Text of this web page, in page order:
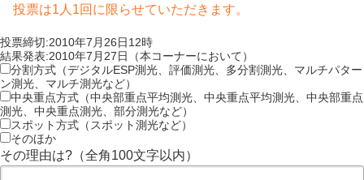
投票は1人1回に限らせていただきます。
投票締切:2010年7月26日12時
結果発表:2010年7月27日（本コーナーにおいて）
分割方式（デジタルESP測光、評価測光、多分割測光、マルチパター
ン測光、マルチ測光など）
中央重点方式（中央部重点平均測光、中央重点平均測光、中央部重点
測光、中央重点測光、部分測光など）
スポット方式（スポット測光など）
そのほか
その理由は?（全角100文字以内）